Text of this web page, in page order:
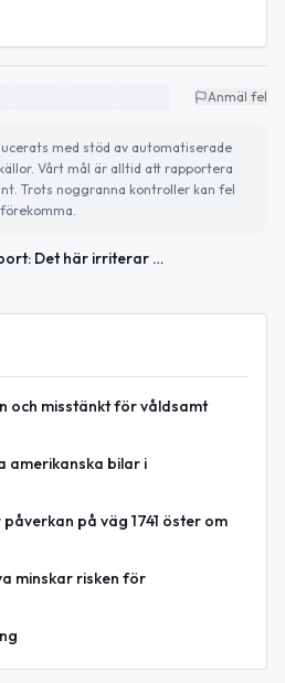
Anmäl fel
med stöd av automatiserade
Vårt mål är alltid att rapportera
Trots noggranna kontroller kan fel
förekomma.
Ny rapport: Det här irriterar svenska villaägare mest hos grannarna
och misstänkt för våldsamt
amerikanska bilar i
på väg 1741 öster om
minskar risken för